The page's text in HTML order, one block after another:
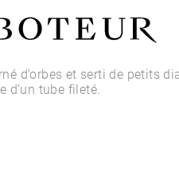
d’orbes et serti de petits
d’un tube fileté.